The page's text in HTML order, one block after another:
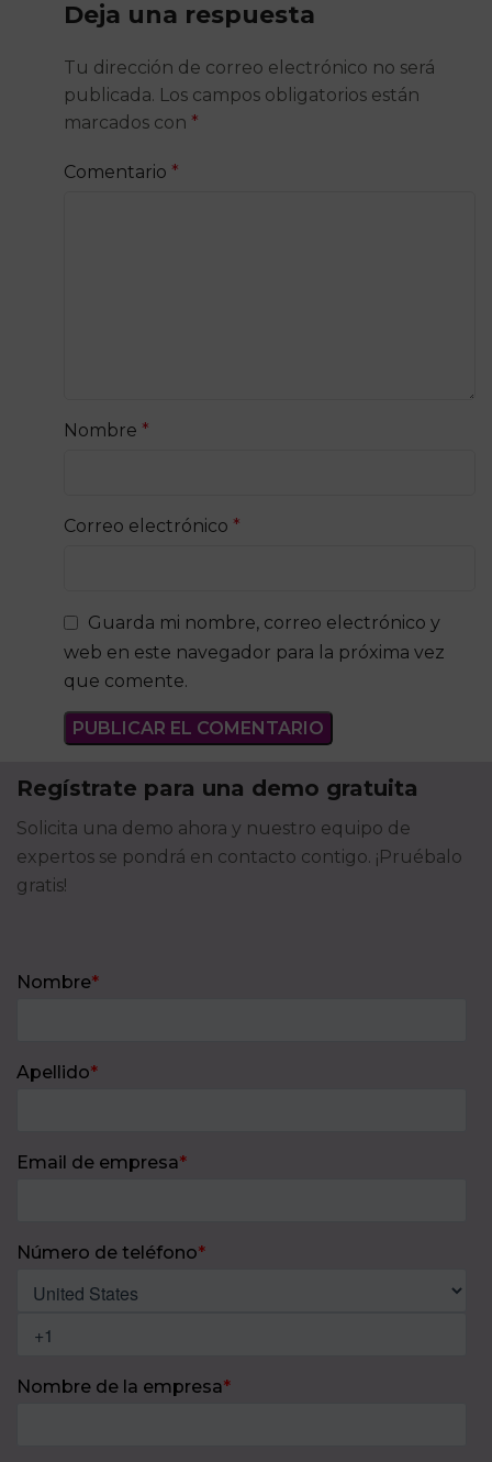
Deja una respuesta
Tu dirección de correo electrónico no será
publicada. Los campos obligatorios están
marcados con *
Comentario *
Nombre *
Correo electrónico *
Guarda mi nombre, correo electrónico y
web en este navegador para la próxima vez
que comente.
Regístrate para una demo gratuita
Solicita una demo ahora y nuestro equipo de
expertos se pondrá en contacto contigo. ¡Pruébalo
gratis!